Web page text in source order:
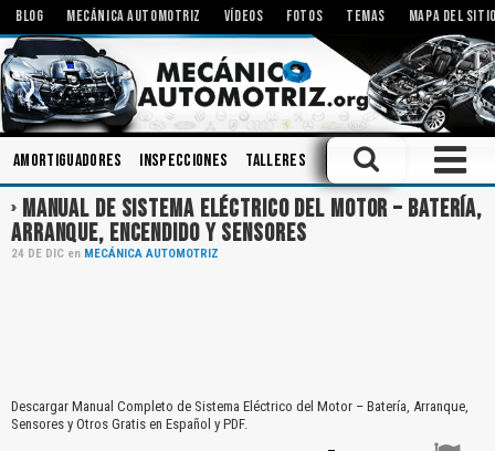
BLOG MECÁNICA AUTOMOTRIZ VÍDEOS FOTOS TEMAS MAPA DEL
Amortiguadores Inspecciones Talleres Sistemas de Audio
MANUAL DE SISTEMA ELÉCTRICO DEL MOTOR – BATERÍA,
ARRANQUE, ENCENDIDO Y SENSORES
24 DE DIC en MECÁNICA AUTOMOTRIZ
Descargar Manual Completo de Sistema Eléctrico del Motor – Batería, Arranque,
Sensores y Otros Gratis en Español y PDF.